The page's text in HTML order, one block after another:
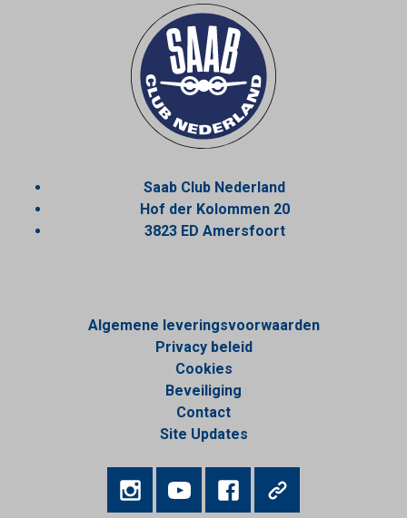
Saab Club Nederland
Hof der Kolommen 20
3823 ED Amersfoort
Algemene leveringsvoorwaarden
Privacy beleid
Cookies
Beveiliging
Contact
Site Updates